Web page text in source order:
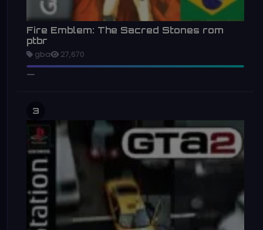
Fire Emblem: The Sacred Stones rom
ptbr
gba 27,670
3